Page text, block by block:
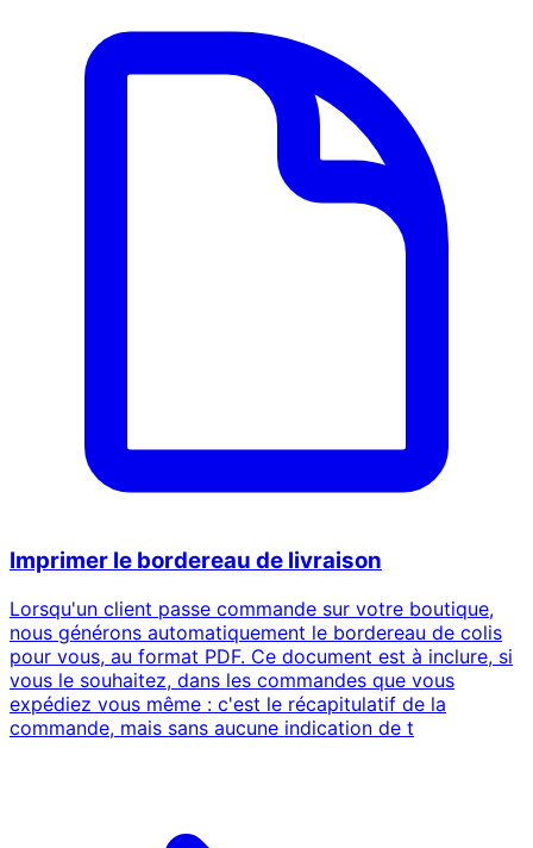
Imprimer le bordereau de livraison
Lorsqu'un client passe commande sur votre boutique,
nous générons automatiquement le bordereau de colis
pour vous, au format PDF. Ce document est à inclure, si
vous le souhaitez, dans les commandes que vous
expédiez vous même : c'est le récapitulatif de la
commande, mais sans aucune indication de t